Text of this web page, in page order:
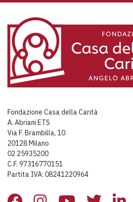
Fondazione Casa della Carità
A. Abriani ETS
Via F. Brambilla, 10
20128 Milano
02 25935200
C.F. 97316770151
Partita IVA: 08241220964